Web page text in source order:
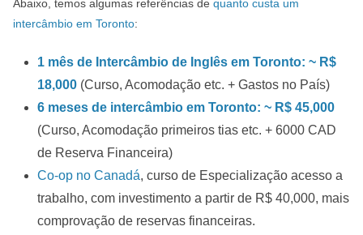
Abaixo, temos algumas referências de quanto custa um
intercâmbio em Toronto:
1 mês de Intercâmbio de Inglês em Toronto: ~ R$
18,000 (Curso, Acomodação etc. + Gastos no País)
6 meses de intercâmbio em Toronto: ~ R$ 45,000
(Curso, Acomodação primeiros tias etc. + 6000 CAD
de Reserva Financeira)
Co-op no Canadá, curso de Especialização acesso a
trabalho, com investimento a partir de R$ 40,000, mais
comprovação de reservas financeiras.